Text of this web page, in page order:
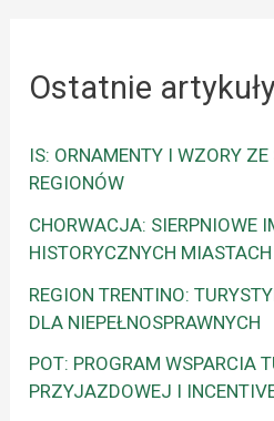
Ostatnie
IS: ORNAMENTY I WZORY
REGIONÓW
CHORWACJA: SIERPNIOWE
HISTORYCZNYCH MIASTACH
REGION TRENTINO:
DLA NIEPEŁNOSPRAWNYCH
POT: PROGRAM WSPARCIA
PRZYJAZDOWEJ I